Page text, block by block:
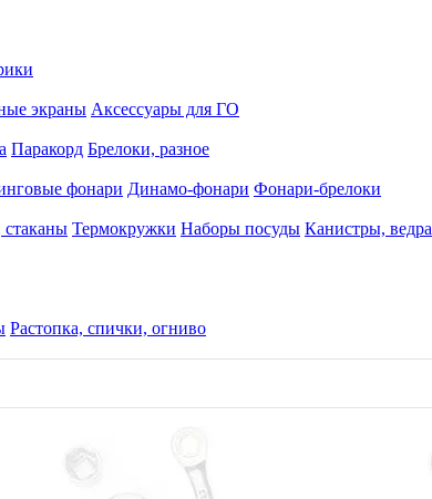
экраны Аксессуары для ГО
Паракорд Брелоки, разное
фонари Динамо-фонари Фонари-брелоки
Термокружки Наборы посуды Канистры, ведра
Растопка, спички, огниво